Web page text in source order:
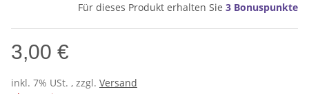
Für dieses Produkt erhalten Sie 3 Bonuspunkte
3,00 €
inkl. 7% USt. , zzgl. Versand